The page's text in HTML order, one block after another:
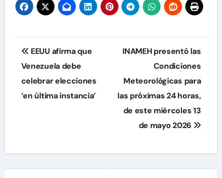
Navegación
de
entradas
EEUU afirma que
Venezuela debe
celebrar elecciones
‘en última instancia’
INAMEH presentó las
Condiciones
Meteorológicas para
las próximas 24 horas,
de este miércoles 13
de mayo 2026